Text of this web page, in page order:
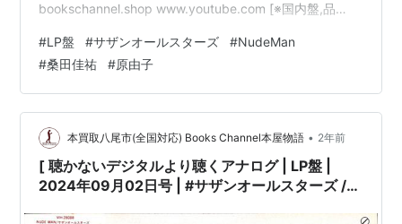
bookschannel.shop www.youtube.com [※国内盤,品
シミ汚れ有][盤面=EX］［ジャケット=EX］［※保護内袋
を新品交換して配送致します］※［店舗併売の為、時間差
で売切れの場合がございます。何卒ご了承の上ご注文を
お願い申し上げます］ [ス…
#LP盤 #サザンオールスターズ #NudeMan
#桑田佳祐 #原由子
本買取八尾市(全国対応) Books Channel本屋物語 • 2年前
[ 聴かないデジタルより聴くアナログ | LP盤 |
2024年09月02日号 | #サザンオールスターズ /